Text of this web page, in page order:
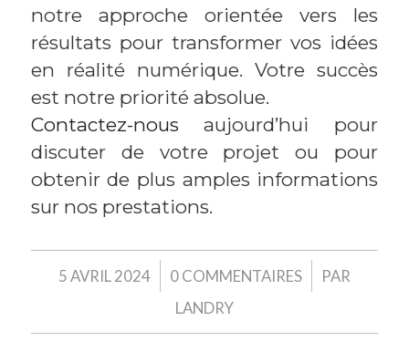
notre approche orientée vers les
résultats pour transformer vos idées
en réalité numérique. Votre succès
est notre priorité absolue.
Contactez-nous aujourd’hui pour
discuter de votre projet ou pour
obtenir de plus amples informations
sur nos prestations.
5 AVRIL 2024
/ 0 COMMENTAIRES
/
PAR
LANDRY